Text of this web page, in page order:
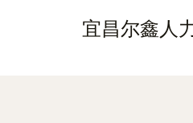
宜昌尔鑫人